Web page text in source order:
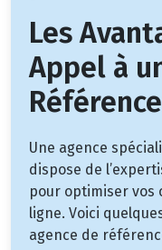
Les
Appel à
Une agence
dispose de
pour optimiser vos
ligne. Voici
agence de